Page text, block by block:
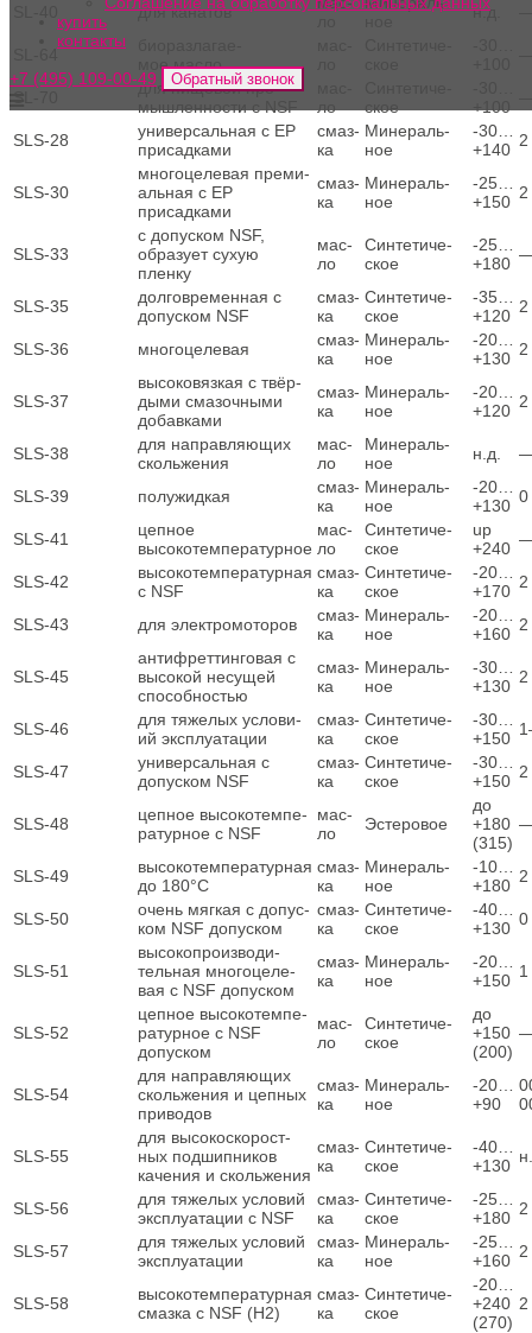
купить
контакты
+7 (495) 109-00-49
Обратный звонок
для кана­тов н.д.
SL‑64
мое масло
для пище­вой про­
мыш­лен­но­сти с NSF
ло
ское
+100
SLS-28
уни­вер­саль­ная с EP
присадками
смаз­
ка
Мине­раль­
ное
‑30…
+140 2
SLS-30
мно­го­це­ле­вая пре­ми­
аль­ная с EP
присадками
смаз­
ка
Мине­раль­
ное
‑25…
+150 2
SLS-33
с допус­ком NSF,
обра­зу­ет сухую
пленку
мас­
ло
Син­те­ти­че­
ское
‑25…
+180
SLS-35
дол­го­вре­мен­ная с
допус­ком NSF
смаз­
ка
Син­те­ти­че­
ское
‑35…
+120 2
SLS-36 мно­го­це­ле­вая
смаз­
ка
Мине­раль­
ное
‑20…
+130 2
SLS-37
высо­ко­вяз­кая c твёр­
ды­ми сма­зоч­ны­ми
добавками
смаз­
ка
Мине­раль­
ное
‑20…
+120 2
SLS-38
для направ­ля­ю­щих
скольжения
мас­
ло
Мине­раль­
ное
н.д.
SLS-39 полу­жид­кая
смаз­
ка
Мине­раль­
ное
‑20…
+130 0
SLS-41
цеп­ное
высокотемпературное
мас­
ло
Син­те­ти­че­
ское
up
+240
SLS-42
высо­ко­тем­пе­ра­тур­ная
с NSF
смаз­
ка
Син­те­ти­че­
ское
‑20…
+170 2
SLS-43 для элек­тро­мо­то­ров
смаз­
ка
Мине­раль­
ное
‑20…
+160 2
SLS-45
анти­фрет­тин­го­вая с
высо­кой несу­щей
способностью
смаз­
ка
Мине­раль­
ное
‑30…
+130 2
SLS-46
для тяже­лых усло­ви­
ий эксплуатации
смаз­
ка
Син­те­ти­че­
ское
‑30…
+150
SLS-47
уни­вер­саль­ная с
допус­ком NSF
смаз­
ка
Син­те­ти­че­
ское
‑30…
+150 2
SLS-48
цеп­ное высо­ко­тем­пе­
ра­тур­ное с NSF
мас­
ло
Эсте­ро­вое
до
+180
(315)
SLS-49
высо­ко­тем­пе­ра­тур­ная
до 180°C
смаз­
ка
Мине­раль­
ное
‑10…
+180 2
SLS-50
очень мяг­кая с допус­
ком NSF допуском
смаз­
ка
Син­те­ти­че­
ское
‑40…
+130 0
SLS-51
высо­ко­про­из­во­ди­
тель­ная мно­го­це­ле­
вая с NSF допуском
смаз­
ка
Мине­раль­
ное
‑20…
+150 1
SLS-52
цеп­ное высо­ко­тем­пе­
ра­тур­ное с NSF
допуском
мас­
ло
Син­те­ти­че­
ское
до
+150
(200)
SLS-54
для направ­ля­ю­щих
сколь­же­ния и цеп­ных
приводов
смаз­
ка
Мине­раль­
ное
‑20…
+90
SLS-55
для высо­ко­ско­рост­
ных под­шип­ни­ков
каче­ния и скольжения
смаз­
ка
Син­те­ти­че­
ское
‑40…
+130
SLS-56
для тяже­лых усло­вий
экс­плу­а­та­ции с NSF
смаз­
ка
Син­те­ти­че­
ское
‑25…
+180 2
SLS-57
для тяже­лых усло­вий
эксплуатации
смаз­
ка
Мине­раль­
ное
‑25…
+160 2
SLS-58
высо­ко­тем­пе­ра­тур­ная
смаз­ка c NSF (H2)
смаз­
ка
Син­те­ти­че­
ское
‑20…
+240
(270)
2